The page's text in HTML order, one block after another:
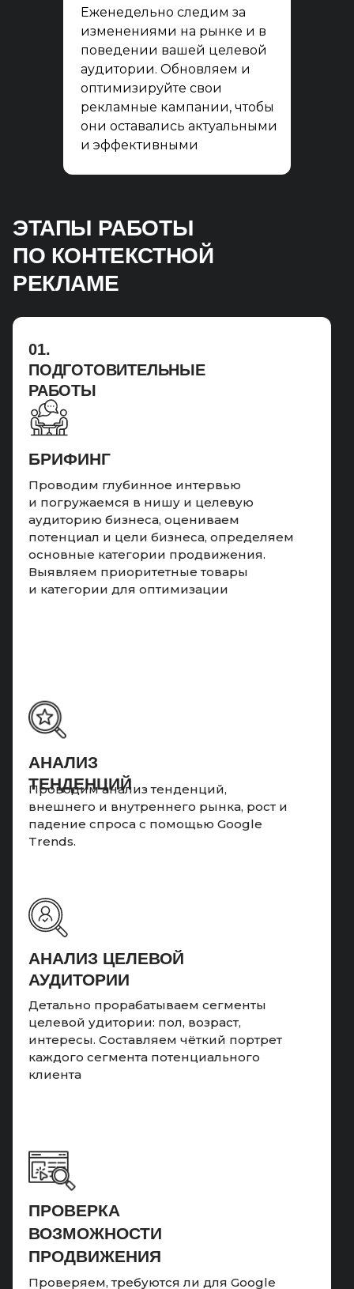
Еженедельно следим за
изменениями на рынке и в
поведении вашей целевой
аудитории. Обновляем и
оптимизируйте свои
рекламные кампании, чтобы
они оставались актуальными
и эффективными
ЭТАПЫ РАБОТЫ
ПО КОНТЕКСТНОЙ
РЕКЛАМЕ
БРИФИНГ
Проводим глубинное интервью
и погружаемся в нишу и целевую
аудиторию бизнеса, оцениваем
потенциал и цели бизнеса, определяем
основные категории продвижения.
Выявляем приоритетные товары
и категории для оптимизации
ПРОВЕРКА
ВОЗМОЖНОСТИ
ПРОДВИЖЕНИЯ
Проверяем, требуются ли для Google
01.
ПОДГОТОВИТЕЛЬНЫЕ
РАБОТЫ
АНАЛИЗ ЦЕЛЕВОЙ
АУДИТОРИИ
Детально прорабатываем сегменты
целевой удитории: пол, возраст,
интересы. Составляем чёткий портрет
каждого сегмента потенциального
клиента
АНАЛИЗ
ТЕНДЕНЦИЙ
Проводим анализ тенденций,
внешнего и внутреннего рынка, рост и
падение спроса с помощью Google
Trends.